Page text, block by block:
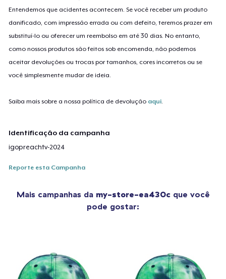
Entendemos que acidentes acontecem. Se você receber um produto
danificado, com impressão errada ou com defeito, teremos prazer em
substituí-lo ou oferecer um reembolso em até 30 dias. No entanto,
como nossos produtos são feitos sob encomenda, não podemos
aceitar devoluções ou trocas por tamanhos, cores incorretos ou se
você simplesmente mudar de ideia.
Saiba mais sobre a nossa política de devolução aqui
Identificação da campanha
igopreachtv-2024
Reporte esta Campanha
Mais campanhas da my-store-ea430cque você
pode gostar: